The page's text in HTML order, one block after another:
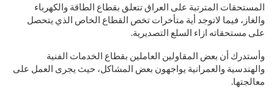
المستحقات المترتبة على العراق تتعلق بقطاع الطاقة والكهرباء
والغاز، فيما لاتوجد أية متأخرات تخص القطاع الخاص الذي يتحصل
على مستحقاته ازاء السلع التصديرية.
وأستدرك أن بعض المقاولين العاملين بقطاع الخدمات الفنية
والهندسية والعمرانية يواجهون بعض المشاكل، حيث يجرى العمل على
معالجتها.